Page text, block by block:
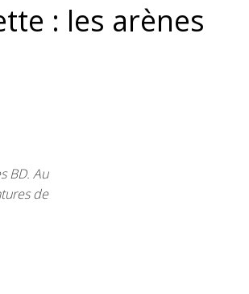
: les arènes
BD. Au
de